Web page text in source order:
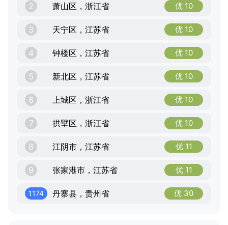
2 萧山区，浙江省 优 10
3 天宁区，江苏省 优 10
4 钟楼区，江苏省 优 10
5 新北区，江苏省 优 10
6 上城区，浙江省 优 10
7 拱墅区，浙江省 优 10
8 江阴市，江苏省 优 11
9 张家港市，江苏省 优 11
1174 丹寨县，贵州省 优 30